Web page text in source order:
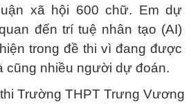
xã hội 600 chữ. Em dự
đến trí tuệ nhân tạo (AI)
trong đề thi vì đang được
cũng nhiều người dự đoán.